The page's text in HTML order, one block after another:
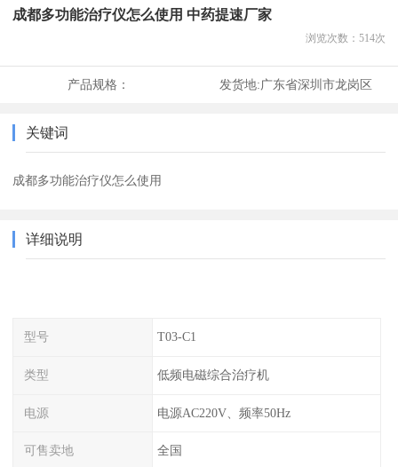
成都多功能治疗仪怎么使用 中药提速厂家
浏览次数： 514次
产品规格： 发货地:广东省深圳市龙岗区
关键词
成都多功能治疗仪怎么使用
详细说明
型号 T03-C1
类型 低频电磁综合治疗机
电源 电源AC220V、频率50Hz
可售卖地 全国